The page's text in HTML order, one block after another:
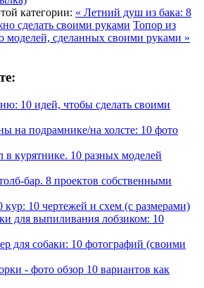
категории: « Летний душ из бака: 8
сделать своими руками Топор из
моделей, сделанных своими руками »
10 идей, чтобы сделать своими
на подрамнике/на холсте: 10 фото
курятнике. 10 разных моделей
бар. 8 проектов собственными
кур: 10 чертежей и схем (с размерами)
для выпиливания лобзиком: 10
для собаки: 10 фотографий (своими
- фото обзор 10 вариантов как